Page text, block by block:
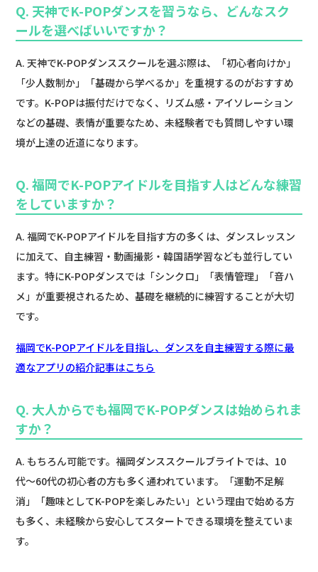
Q. 天神でK-POPダンスを習うなら、どんなスク
ールを選べばいいですか？
A. 天神でK-POPダンススクールを選ぶ際は、「初心者向けか」
「少人数制か」「基礎から学べるか」を重視するのがおすすめ
です。K-POPは振付だけでなく、リズム感・アイソレーション
などの基礎、表情が重要なため、未経験者でも質問しやすい環
境が上達の近道になります。
Q. 福岡でK-POPアイドルを目指す人はどんな練習
をしていますか？
A. 福岡でK-POPアイドルを目指す方の多くは、ダンスレッスン
に加えて、自主練習・動画撮影・韓国語学習なども並行してい
ます。特にK-POPダンスでは「シンクロ」「表情管理」「音ハ
メ」が重要視されるため、基礎を継続的に練習することが大切
です。
福岡でK-POPアイドルを目指し、ダンスを自主練習する際に最
適なアプリの紹介記事はこちら
Q. 大人からでも福岡でK-POPダンスは始められま
すか？
A. もちろん可能です。福岡ダンススクールブライトでは、10
代〜60代の初心者の方も多く通われています。「運動不足解
消」「趣味としてK-POPを楽しみたい」という理由で始める方
も多く、未経験から安心してスタートできる環境を整えていま
す。